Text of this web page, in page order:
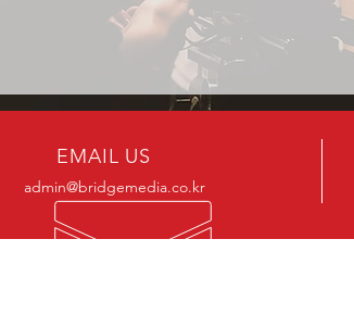
EMAIL US
admin@bridgemedia.co.kr